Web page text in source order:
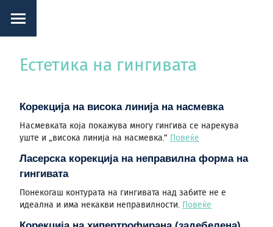
Естетика на гингивата
Корекција на висока линија на насмевка
Насмевката која покажува многу гингива се нарекува
уште и „висока линија на насмевка.“
Повеќе
Ласерска корекција на неправилна форма на
гингивата
Понекогаш контурата на гингивата над забите не е
идеална и има некакви неправилности.
Повеќе